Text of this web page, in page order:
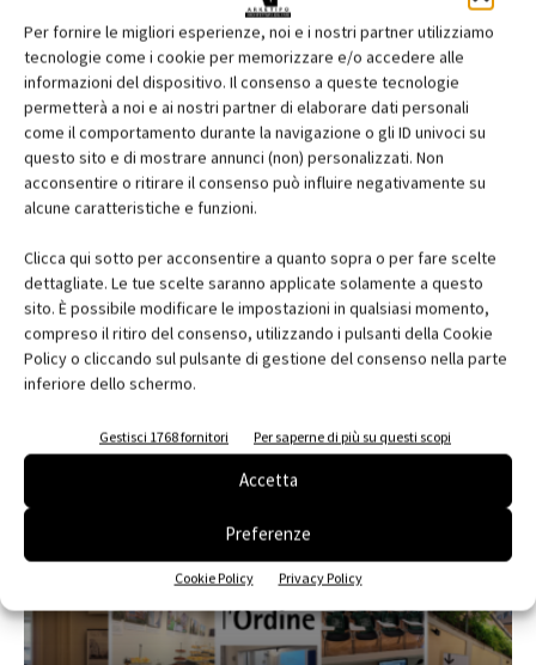
Per fornire le migliori esperienze, noi e i nostri partner utilizziamo
tecnologie come i cookie per memorizzare e/o accedere alle
informazioni del dispositivo. Il consenso a queste tecnologie
permetterà a noi e ai nostri partner di elaborare dati personali
come il comportamento durante la navigazione o gli ID univoci su
questo sito e di mostrare annunci (non) personalizzati. Non
acconsentire o ritirare il consenso può influire negativamente su
alcune caratteristiche e funzioni.
Clicca qui sotto per acconsentire a quanto sopra o per fare scelte
dettagliate. Le tue scelte saranno applicate solamente a questo
sito. È possibile modificare le impostazioni in qualsiasi momento,
compreso il ritiro del consenso, utilizzando i pulsanti della Cookie
Policy o cliccando sul pulsante di gestione del consenso nella parte
inferiore dello schermo.
Gestisci 1768 fornitori Per saperne di più su questi scopi
Accetta
Preferenze
Cookie Policy Privacy Policy
Edicola web
Abbonati e regala
Iscriviti alla newsletter